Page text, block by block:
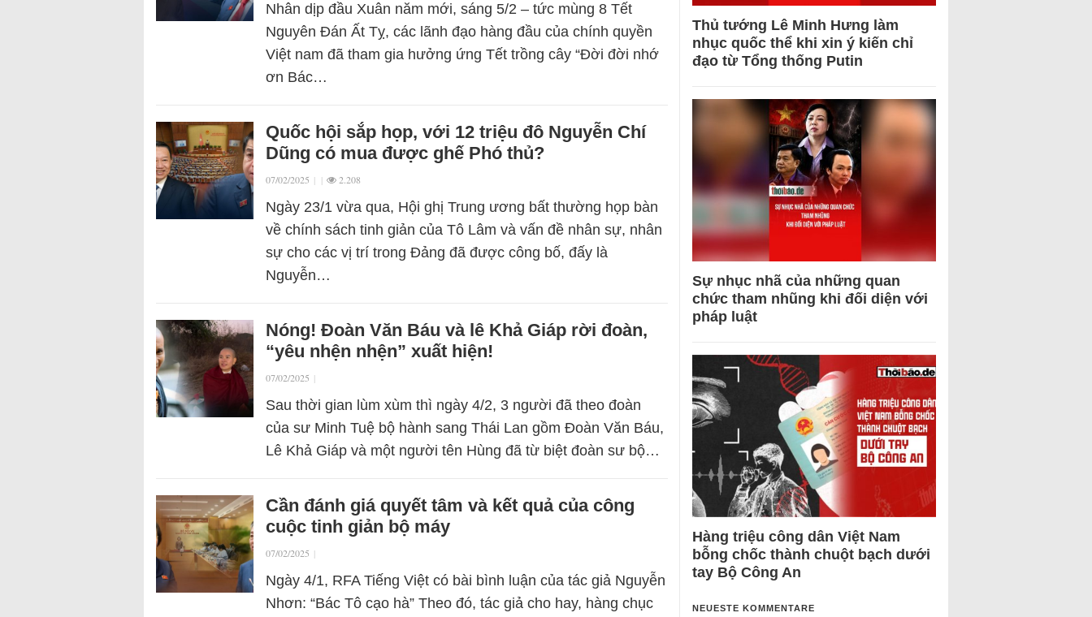
Nhân dịp đầu Xuân năm mới, sáng 5/2 – tức mùng 8 Tết
Nguyên Đán Ất Tỵ, các lãnh đạo hàng đầu của chính quyền
Việt nam đã tham gia hưởng ứng Tết trồng cây “Đời đời nhớ
ơn Bác…
Quốc hội sắp họp, với 12 triệu đô Nguyễn Chí
Dũng có mua được ghế Phó thủ?
07/02/2025 | | 2.208
Ngày 23/1 vừa qua, Hội ghị Trung ương bất thường họp bàn
về chính sách tinh giản của Tô Lâm và vấn đề nhân sự, nhân
sự cho các vị trí trong Đảng đã được công bố, đấy là
Nguyễn…
Nóng! Đoàn Văn Báu và lê Khả Giáp rời đoàn,
“yêu nhện nhện” xuất hiện!
07/02/2025 |
Sau thời gian lùm xùm thì ngày 4/2, 3 người đã theo đoàn
của sư Minh Tuệ bộ hành sang Thái Lan gồm Đoàn Văn Báu,
Lê Khả Giáp và một người tên Hùng đã từ biệt đoàn sư bộ…
Cần đánh giá quyết tâm và kết quả của công
cuộc tinh giản bộ máy
07/02/2025 |
Ngày 4/1, RFA Tiếng Việt có bài bình luận của tác giả Nguyễn
Nhơn: “Bác Tô cạo hà” Theo đó, tác giả cho hay, hàng chục
Thủ tướng Lê Minh Hưng làm
nhục quốc thể khi xin ý kiến chỉ
đạo từ Tổng thống Putin
Sự nhục nhã của những quan
chức tham nhũng khi đối diện với
pháp luật
Hàng triệu công dân Việt Nam
bỗng chốc thành chuột bạch dưới
tay Bộ Công An
NEUESTE KOMMENTARE